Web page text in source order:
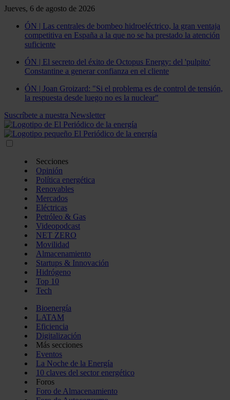
Jueves, 6 de agosto de 2026
ÓN | Las centrales de bombeo hidroeléctrico, la gran ventaja
competitiva en España a la que no se ha prestado la atención
suficiente
ÓN | El secreto del éxito de Octopus Energy: del 'pulpito'
Constantine a generar confianza en el cliente
ÓN | Joan Groizard: "Si el problema es de control de tensión,
la respuesta desde luego no es la nuclear"
Suscríbete a nuestra Newsletter
Secciones
Opinión
Política energética
Renovables
Mercados
Eléctricas
Petróleo & Gas
Videopodcast
NET ZERO
Movilidad
Almacenamiento
Startups & Innovación
Hidrógeno
Top 10
Tech
Bioenergía
LATAM
Eficiencia
Digitalización
Más secciones
Eventos
La Noche de la Energía
10 claves del sector energético
Foros
Foro de Almacenamiento